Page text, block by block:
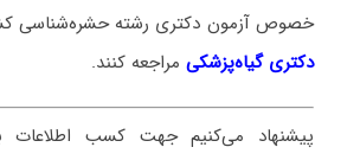
خصوص آزمون دکتری رشته حشره‌شناسی
دکتری گیاه‌پزشکی مراجعه کنند.
پیشنهاد می‌کنیم جهت کسب